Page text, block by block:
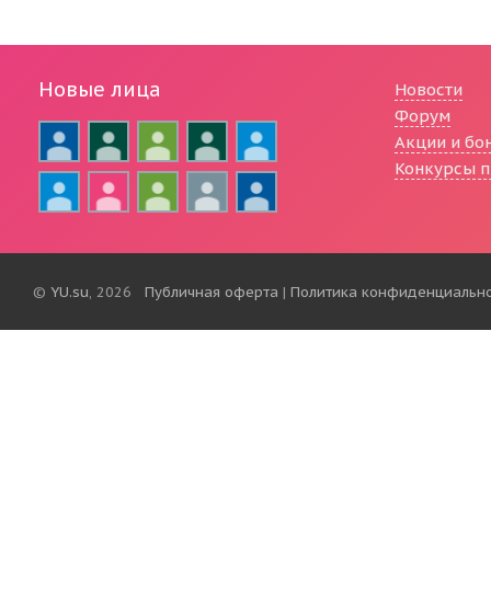
Новые лица
Новости
Форум
Акции и
Конкурсы
© YU.su, 2026 Публичная оферта | Политика